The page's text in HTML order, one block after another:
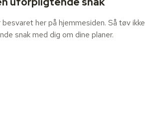
her på hjemmesiden. Så tøv ikke
snak med dig om dine planer.